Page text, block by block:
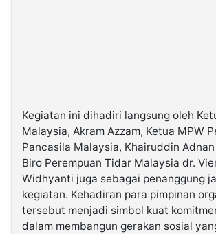
Kegiatan ini dihadiri langsung oleh
Malaysia, Akram Azzam, Ketua MPW
Pancasila Malaysia, Khairuddin
Biro Perempuan Tidar Malaysia dr.
Widhyanti juga sebagai penanggung
kegiatan. Kehadiran para pimpinan
tersebut menjadi simbol kuat
dalam membangun gerakan sosial